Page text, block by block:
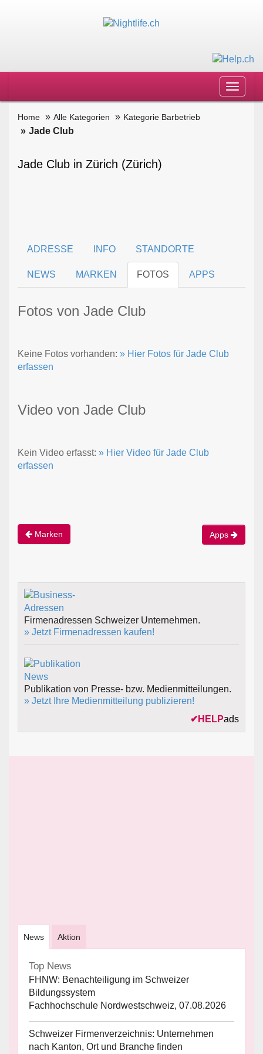
Toggle
Home Alle Kategorien Kategorie Barbetrieb
Jade Club
Jade Club in Zürich (Zürich)
ADRESSE INFO STANDORTE
NEWS MARKEN FOTOS APPS
Fotos von Jade Club
Keine Fotos vorhanden: » Hier Fotos für Jade Club
erfassen
Video von Jade Club
Kein Video erfasst: » Hier Video für Jade Club
erfassen
Marken Apps
Firmenadressen Schweizer Unternehmen.
» Jetzt Firmenadressen kaufen!
Publikation von Presse- bzw. Medienmitteilungen.
» Jetzt Ihre Medienmitteilung publizieren!
✔ HELPads
News Aktion
Top News
FHNW: Benachteiligung im Schweizer
Bildungssystem
Fachhochschule Nordwestschweiz, 07.08.2026
Schweizer Firmenverzeichnis: Unternehmen
nach Kanton, Ort und Branche finden